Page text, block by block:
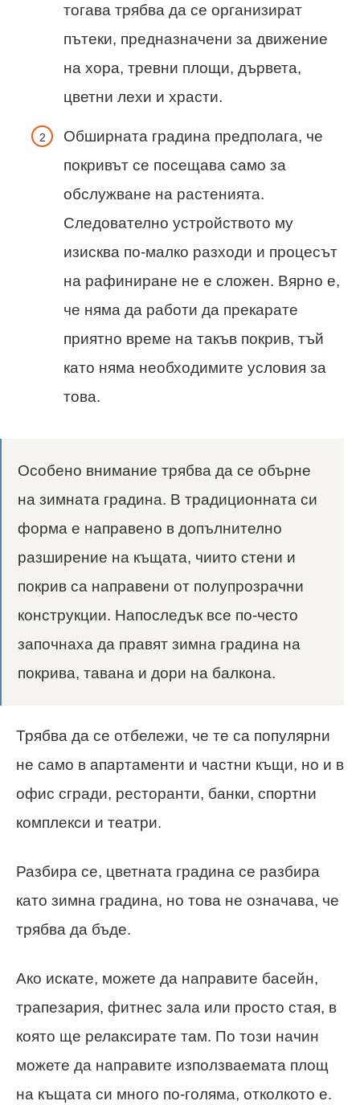
тогава трябва да се организират
пътеки, предназначени за движение
на хора, тревни площи, дървета,
цветни лехи и храсти.
Обширната градина предполага, че
покривът се посещава само за
обслужване на растенията.
Следователно устройството му
изисква по-малко разходи и процесът
на рафиниране не е сложен. Вярно е,
че няма да работи да прекарате
приятно време на такъв покрив, тъй
като няма необходимите условия за
това.
Особено внимание трябва да се обърне
на зимната градина. В традиционната си
форма е направено в допълнително
разширение на къщата, чиито стени и
покрив са направени от полупрозрачни
конструкции. Напоследък все по-често
започнаха да правят зимна градина на
покрива, тавана и дори на балкона.
Трябва да се отбележи, че те са популярни
не само в апартаменти и частни къщи, но и в
офис сгради, ресторанти, банки, спортни
комплекси и театри.
Разбира се, цветната градина се разбира
като зимна градина, но това не означава, че
трябва да бъде.
Ако искате, можете да направите басейн,
трапезария, фитнес зала или просто стая, в
която ще релаксирате там. По този начин
можете да направите използваемата площ
на къщата си много по-голяма, отколкото е.